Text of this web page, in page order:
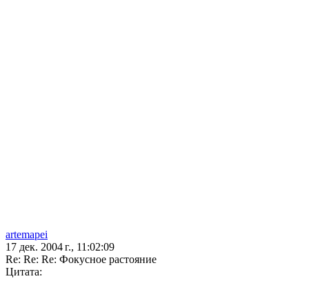
artemapei
17 дек. 2004 г., 11:02:09
Re: Re: Re: Фокусное растояние
Цитата: